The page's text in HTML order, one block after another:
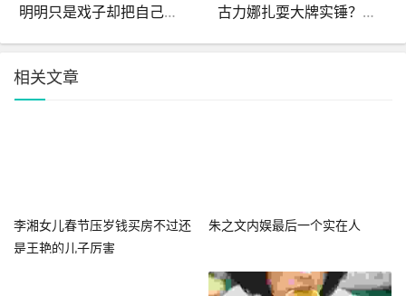
明明只是戏子却把自己当大腕论“耍大牌”这6位明星够丢人 古力娜扎耍大牌实锤？剧组匿名爆料态度强势团队要求离谱引众怒！
相关文章
李湘女儿春节压岁钱买房不过还
是王艳的儿子厉害
朱之文内娱最后一个实在人